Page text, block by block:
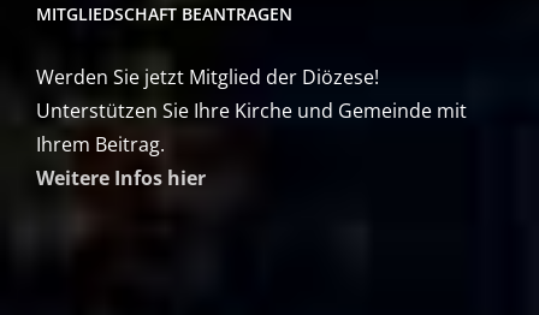
MITGLIEDSCHAFT BEANTRAGEN
Werden Sie jetzt Mitglied der Diözese!
Unterstützen Sie Ihre Kirche und Gemeinde mit
Ihrem Beitrag.
Weitere Infos hier